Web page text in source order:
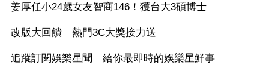
姜厚任小24歲女友智商146！獲台大3碩博士
改版大回饋 熱門3C大獎接力送
追蹤訂閱娛樂星聞 給你最即時的娛樂星鮮事